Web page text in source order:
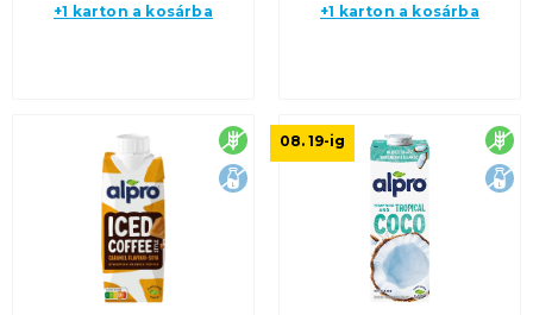
+1 karton a kosárba +1 karton a kosárba
gluténmentes
laktózmentes
08. 19-ig